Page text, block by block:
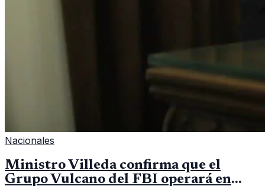
Nacionales
Ministro Villeda confirma que el
Grupo Vulcano del FBI operará en